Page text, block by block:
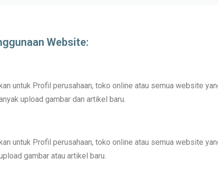
Website:
untuk Profil perusahaan, toko online atau semua website
upload gambar dan artikel baru.
untuk Profil perusahaan, toko online atau semua website
gambar atau artikel baru.